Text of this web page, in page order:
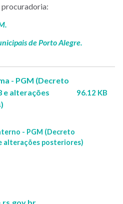
procuradoria:
de Porto Alegre.
- PGM (Decreto
e alterações
96.12 KB
- PGM (Decreto
alterações posteriores)